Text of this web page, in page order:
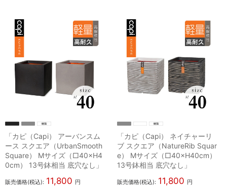
「カピ（Capi） アーバンスム
ース スクエア（UrbanSmooth
Square） Mサイズ（□40×H4
0cm） 13号鉢相当 底穴なし」
販売価格(税込): 11,800 円
「カピ（Capi） ネイチャーリ
ブ スクエア（NatureRib Squar
e） Mサイズ（□40×H40cm）
13号鉢相当 底穴なし」
販売価格(税込): 11,800 円